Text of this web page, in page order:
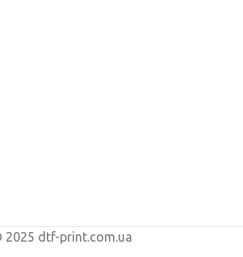
2025 dtf-print.com.ua